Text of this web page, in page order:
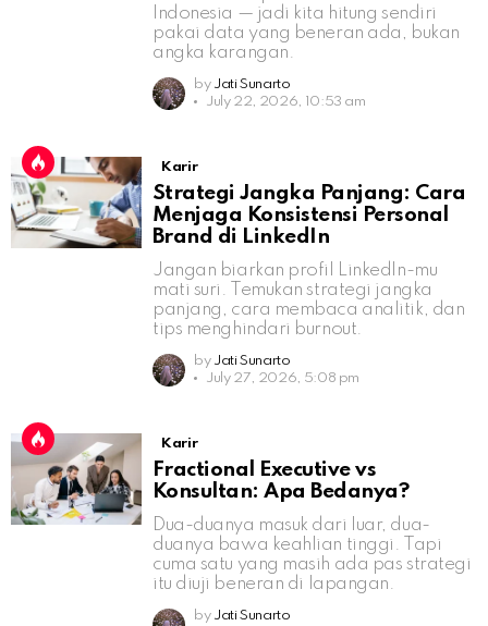
Indonesia — jadi kita hitung sendiri
pakai data yang beneran ada, bukan
angka karangan.
by Jati Sunarto
July 22, 2026, 10:53 am
Karir
Strategi Jangka Panjang: Cara
Menjaga Konsistensi Personal
Brand di LinkedIn
Jangan biarkan profil LinkedIn-mu
mati suri. Temukan strategi jangka
panjang, cara membaca analitik, dan
tips menghindari burnout.
by Jati Sunarto
July 27, 2026, 5:08 pm
Karir
Fractional Executive vs
Konsultan: Apa Bedanya?
Dua-duanya masuk dari luar, dua-
duanya bawa keahlian tinggi. Tapi
cuma satu yang masih ada pas strategi
itu diuji beneran di lapangan.
by Jati Sunarto